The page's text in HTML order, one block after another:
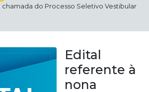
do Processo Seletivo Vestibular
Edital
referente à
nona